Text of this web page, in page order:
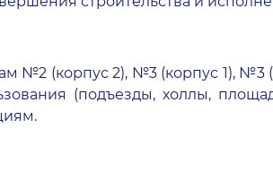
№2 (корпус 2), №3 (корпус 1), №3
(подъезды, холлы,